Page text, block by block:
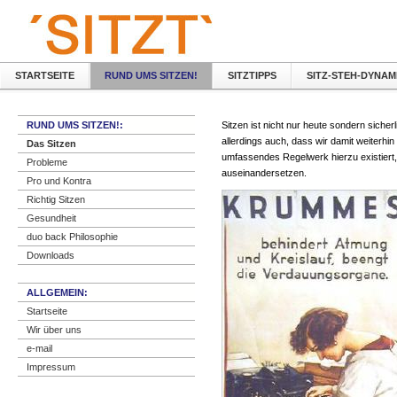
STARTSEITE RUND UMS SITZEN! SITZTIPPS SITZ-STEH-
RUND UMS SITZEN!:
Das Sitzen
Probleme
Pro und Kontra
Richtig Sitzen
Gesundheit
duo back Philosophie
Downloads
ALLGEMEIN:
Startseite
Wir über uns
e-mail
Impressum
Sitzen ist nicht nur heute sondern
allerdings auch, dass wir damit
umfassendes Regelwerk hierzu
auseinandersetzen.